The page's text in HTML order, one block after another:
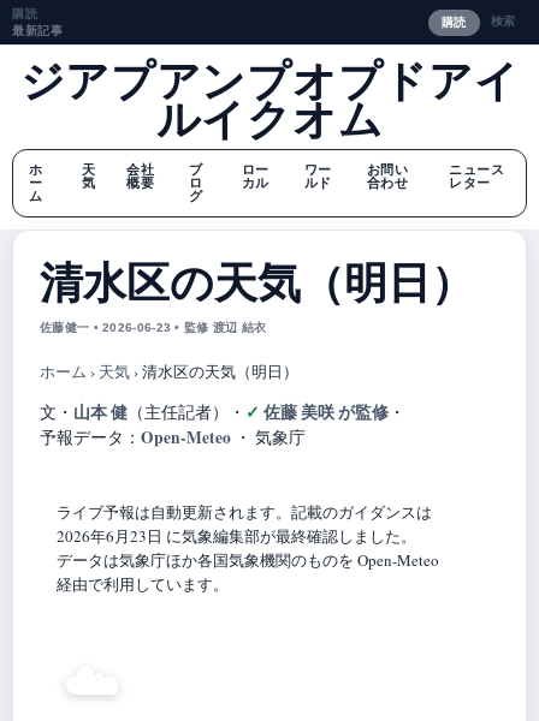
購読
最新記事
購読 検索
ジアプアンプオプドアイ
ルイクオム
ホ
ー
ム
天
気
会社
概要
ブ
ロ
グ
ロー
カル
ワー
ルド
お問い
合わせ
ニュース
レター
清水区の天気（明日）
佐藤健一 • 2026-06-23 • 監修 渡辺 結衣
ホーム › 天気›清水区の天気（明日）
文・ 山本 健 （主任記者） ・ 佐藤 美咲 が監修 ・
予報データ： Open-Meteo ・ 気象庁
ライブ予報は自動更新されます。記載のガイダンスは
2026年6月23日 に気象編集部が最終確認しました。
データは気象庁ほか各国気象機関のものを Open-Meteo
経由で利用しています。
☁️